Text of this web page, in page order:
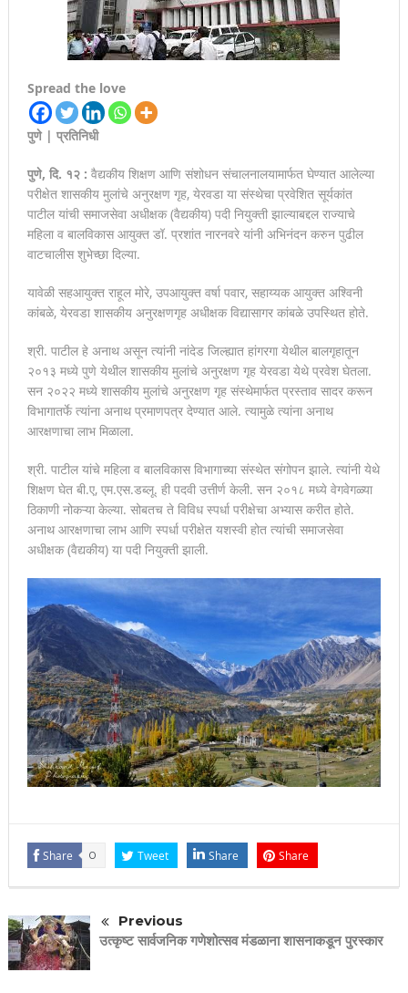
Spread the love
पुणे | प्रतिनिधी
पुणे, दि. १२ : वैद्यकीय शिक्षण आणि संशोधन संचालनालयामार्फत घेण्यात आलेल्या
परीक्षेत शासकीय मुलांचे अनुरक्षण गृह, येरवडा या संस्थेचा प्रवेशित सूर्यकांत
पाटील यांची समाजसेवा अधीक्षक (वैद्यकीय) पदी नियुक्ती झाल्याबद्दल राज्याचे
महिला व बालविकास आयुक्त डॉ. प्रशांत नारनवरे यांनी अभिनंदन करुन पुढील
वाटचालीस शुभेच्छा दिल्या.
यावेळी सहआयुक्त राहूल मोरे, उपआयुक्त वर्षा पवार, सहाय्यक आयुक्त अश्विनी
कांबळे, येरवडा शासकीय अनुरक्षणगृह अधीक्षक विद्यासागर कांबळे उपस्थित होते.
श्री. पाटील हे अनाथ असून त्यांनी नांदेड जिल्ह्यात हांगरगा येथील बालगृहातून
२०१३ मध्ये पुणे येथील शासकीय मुलांचे अनुरक्षण गृह येरवडा येथे प्रवेश घेतला.
सन २०२२ मध्ये शासकीय मुलांचे अनुरक्षण गृह संस्थेमार्फत प्रस्ताव सादर करून
विभागातर्फे त्यांना अनाथ प्रमाणपत्र देण्यात आले. त्यामुळे त्यांना अनाथ
आरक्षणाचा लाभ मिळाला.
श्री. पाटील यांचे महिला व बालविकास विभागाच्या संस्थेत संगोपन झाले. त्यांनी येथे
शिक्षण घेत बी.ए, एम.एस.डब्लू. ही पदवी उत्तीर्ण केली. सन २०१८ मध्ये वेगवेगळ्या
ठिकाणी नोकऱ्या केल्या. सोबतच ते विविध स्पर्धा परीक्षेचा अभ्यास करीत होते.
अनाथ आरक्षणाचा लाभ आणि स्पर्धा परीक्षेत यशस्वी होत त्यांची समाजसेवा
अधीक्षक (वैद्यकीय) या पदी नियुक्ती झाली.
Share 0 Tweet Share Share
Previous
उत्कृष्ट सार्वजनिक गणेशोत्सव मंडळाना शासनाकडून पुरस्कार